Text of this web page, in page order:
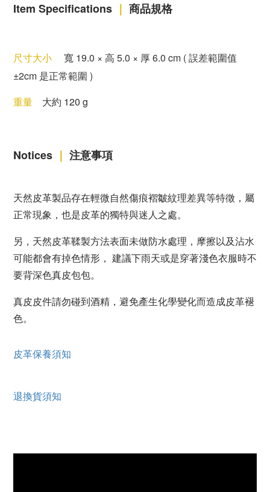
Item Specifications ｜ 商品規格
尺寸大小 寬 19.0 × 高 5.0 × 厚 6.0 cm ( 誤差範圍值
±2cm 是正常範圍 )
重量
大約 120 g
Notices ｜ 注意事項
天然皮革製品存在輕微自然傷痕褶皺紋理差異等特徵，屬
正常現象，也是皮革的獨特與迷人之處。
另，天然皮革鞣製方法表面未做防水處理，摩擦以及沾水
可能都會有掉色情形， 建議下雨天或是穿著淺色衣服時不
要背深色真皮包包。
真皮皮件請勿碰到酒精，避免產生化學變化而造成皮革褪
色。
皮革保養須知
退換貨須知